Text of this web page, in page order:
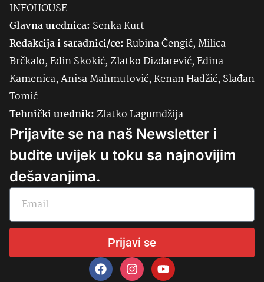
INFOHOUSE
Glavna urednica: SenkaKurt
Redakcija i saradnici/ce:Rubina Čengić, Milica
Brčkalo, Edin Skokić, Zlatko Dizdarević, Edina
Kamenica, Anisa Mahmutović, Kenan Hadžić, Slađan
Tomić
Tehnički urednik:Zlatko Lagumdžija
Prijavite se na naš Newsletter i
budite uvijek u toku sa najnovijim
dešavanjima.
Prijavi se